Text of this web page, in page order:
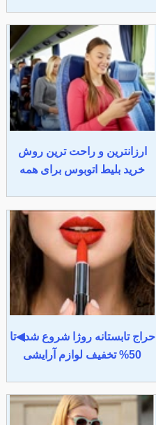
ارزانترین و راحت ترین روش
خرید بلیط اتوبوس برای همه
حراج تابستانه روژا شروع شد◀تا
50% تخفیف لوازم آرایشی